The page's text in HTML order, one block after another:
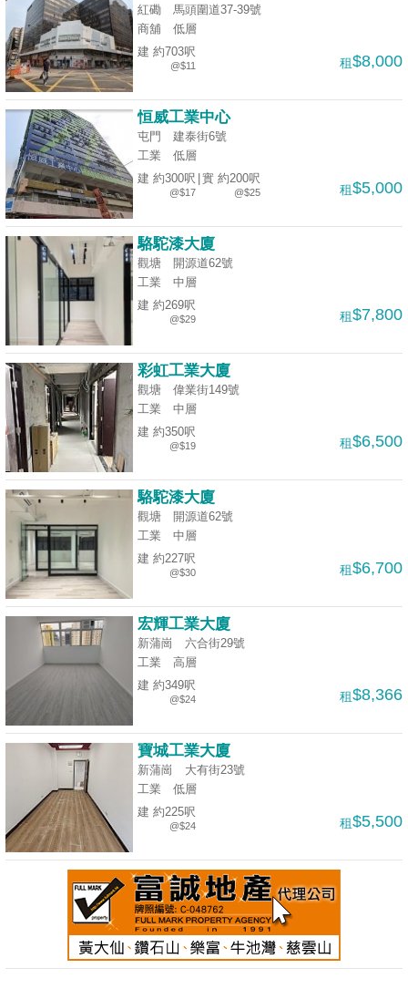
紅磡 馬頭圍道37-39號
商舖
低層
建 約703呎
@$11 租$8,000
恒威工業中心
屯門 建泰街6號
工業
低層
建 約300呎
@$17
實 約200呎
@$25 租$5,000
駱駝漆大廈
觀塘 開源道62號
工業
中層
建 約269呎
@$29 租$7,800
彩虹工業大廈
觀塘 偉業街149號
工業
中層
建 約350呎
@$19 租$6,500
駱駝漆大廈
觀塘 開源道62號
工業
中層
建 約227呎
@$30 租$6,700
宏輝工業大廈
新蒲崗 六合街29號
工業
高層
建 約349呎
@$24 租$8,366
寶城工業大廈
新蒲崗 大有街23號
工業
低層
建 約225呎
@$24 租$5,500